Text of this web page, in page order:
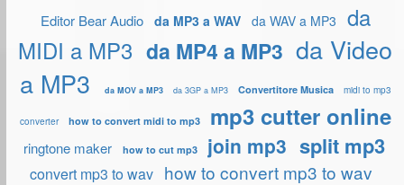
Editor Bear Audio da MP3 a WAV da WAV a MP3
da
MIDI a MP3 da MP4 a MP3 da Video
a MP3
da MOV a MP3 da 3GP a MP3 Convertitore Musica midi to mp3
converter how to convert midi to mp3 mp3 cutter online
ringtone maker how to cut mp3 join mp3 split mp3
convert mp3 to wav how to convert mp3 to wav